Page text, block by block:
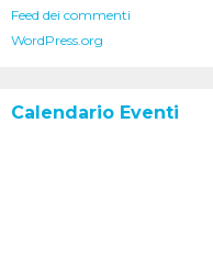
Feed dei commenti
WordPress.org
Calendario Eventi